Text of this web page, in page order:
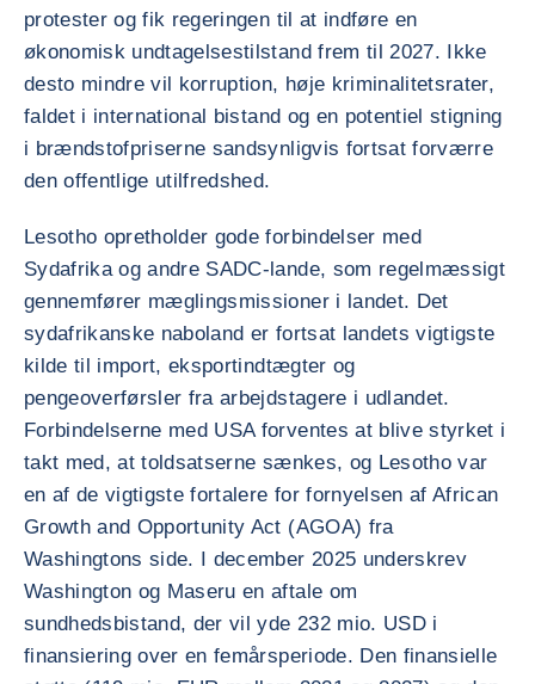
protester og fik regeringen til at indføre en
økonomisk undtagelsestilstand frem til 2027. Ikke
desto mindre vil korruption, høje kriminalitetsrater,
faldet i international bistand og en potentiel stigning
i brændstofpriserne sandsynligvis fortsat forværre
den offentlige utilfredshed.
Lesotho opretholder gode forbindelser med
Sydafrika og andre SADC-lande, som regelmæssigt
gennemfører mæglingsmissioner i landet. Det
sydafrikanske naboland er fortsat landets vigtigste
kilde til import, eksportindtægter og
pengeoverførsler fra arbejdstagere i udlandet.
Forbindelserne med USA forventes at blive styrket i
takt med, at toldsatserne sænkes, og Lesotho var
en af de vigtigste fortalere for fornyelsen af African
Growth and Opportunity Act (AGOA) fra
Washingtons side. I december 2025 underskrev
Washington og Maseru en aftale om
sundhedsbistand, der vil yde 232 mio. USD i
finansiering over en femårsperiode. Den finansielle